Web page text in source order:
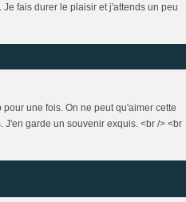
fais durer le plaisir et j'attends un peu
une fois. On ne peut qu'aimer cette
garde un souvenir exquis. <br /> <br